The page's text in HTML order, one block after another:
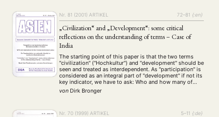
Nr. 81 (2001) ARTIKEL 72–81 {:en}
„Civilization“ and „Development“: some critical
reflections on the understanding of terms – Case of
India
The starting point of this paper is that the two terms
"civilization" ("Hochkultur") and "development" should be
seen and treated as interdependent. As "participation" is
considered as an integral part of "development" if not its
key indicator, we have to ask: Who and how many of
which social strata really participated in the "highly
developed …
von Dirk Bronger
Nr. 70 (1999) ARTIKEL 5–11 {:de}